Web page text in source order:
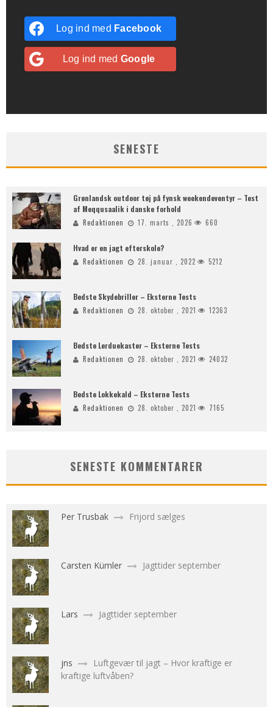
Log ind med Facebook
Log ind med Google
SENESTE
Grønlandsk outdoor tøj på fynsk weekendeventyr – Test
af Meqqusaalik i danske forhold
Redaktionen 17. marts , 2026 660
Hvad er en jagt efterskole?
Redaktionen 28. januar , 2022 5212
Bedste Skydebriller – Eksterne Tests
Redaktionen 28. oktober , 2021 12363
Bedste Lerduekaster – Eksterne Tests
Redaktionen 28. oktober , 2021 24032
Bedste Lokkekald – Eksterne Tests
Redaktionen 28. oktober , 2021 7165
SENESTE KOMMENTARER
Per Trusbak Frijord sælges
Carsten Kümler Jagttider september
Lars Jagttider september
jns
Luftgevær til jagt – Hvor kraftige er
kraftige luftvåben?